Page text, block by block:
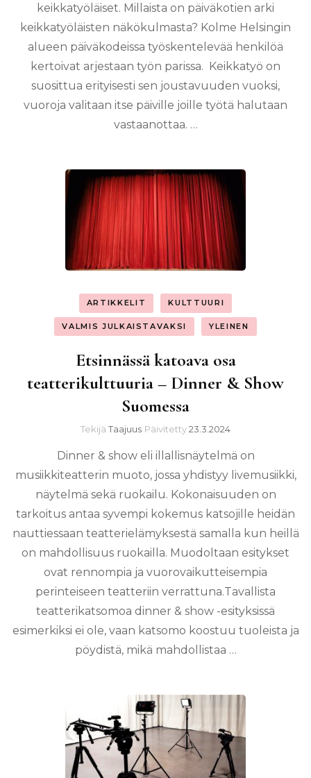
keikkatyöläiset. Millaista on päiväkotien arki
keikkatyöläisten näkökulmasta? Kolme Helsingin
alueen päiväkodeissa työskentelevää henkilöä
kertoivat arjestaan työn parissa. Keikkatyö on
suosittua erityisesti sen joustavuuden vuoksi,
vuoroja valitaan itse päiville joille työtä halutaan
vastaanottaa. …
ARTIKKELIT KULTTUURI
VALMIS JULKAISTAVAKSI YLEINEN
Etsinnässä katoava osa
teatterikulttuuria – Dinner & Show
Suomessa
Tekijä Taajuus Päivitetty23.3.2024
Dinner & show eli illallisnäytelmä on
musiikkiteatterin muoto, jossa yhdistyy livemusiikki,
näytelmä sekä ruokailu. Kokonaisuuden on
tarkoitus antaa syvempi kokemus katsojille heidän
nauttiessaan teatterielämyksestä samalla kun heillä
on mahdollisuus ruokailla. Muodoltaan esitykset
ovat rennompia ja vuorovaikutteisempia
perinteiseen teatteriin verrattuna.Tavallista
teatterikatsomoa dinner & show -esityksissä
esimerkiksi ei ole, vaan katsomo koostuu tuoleista ja
pöydistä, mikä mahdollistaa …